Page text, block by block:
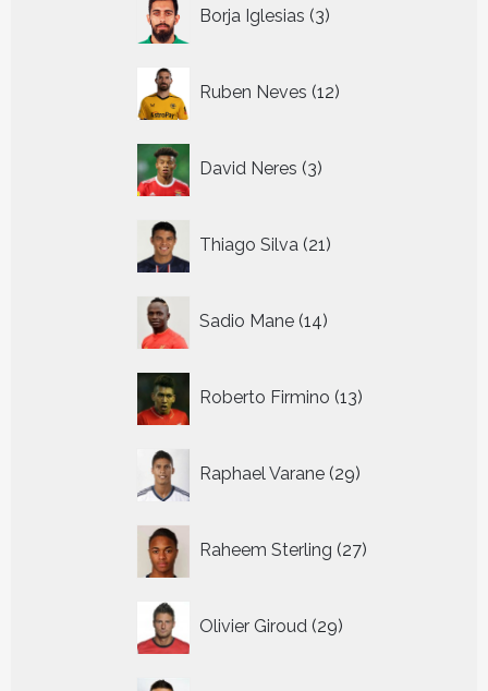
Borja Iglesias 3
producten
Ruben Neves 12
producten
David Neres 3
producten
Thiago Silva 21
producten
Sadio Mane 14
producten
Roberto Firmino 13
producten
Raphael Varane 29
producten
Raheem Sterling 27
producten
Olivier Giroud 29
producten